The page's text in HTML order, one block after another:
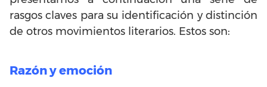
rasgos claves para su identificación y distinción
de otros movimientos literarios. Estos son:
Razón y emoción